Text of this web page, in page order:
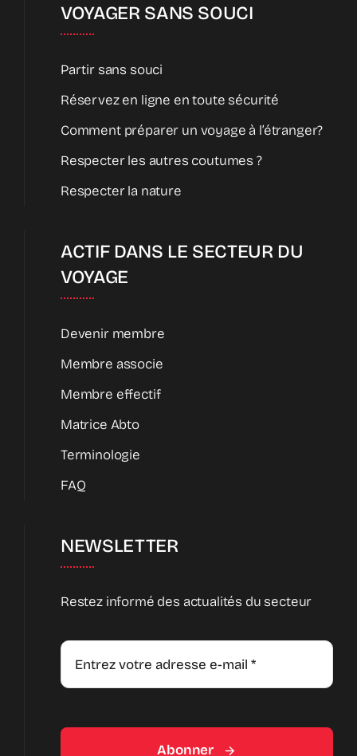
VOYAGER SANS SOUCI
Partir sans souci
Réservez en ligne en toute sécurité
Comment préparer un voyage à l’étranger?
Respecter les autres coutumes ?
Respecter la nature
ACTIF DANS LE SECTEUR DU
VOYAGE
Devenir membre
Membre associe
Membre effectif
Matrice Abto
Terminologie
FAQ
NEWSLETTER
Restez informé des actualités du secteur
Abonner